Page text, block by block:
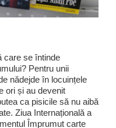
care se întinde
Pentru unii
nădejde în locuințele
ori și au devenit
ca pisicile să nu aibă
Ziua Internațională a
Împrumut carte